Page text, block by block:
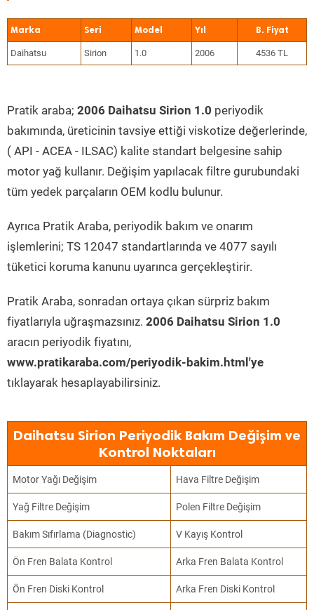
Marka Seri Model Yıl
Daihatsu Sirion 1.0 2006 4536 TL
Pratik araba; 2006 Daihatsu Sirion 1.0 periyodik
bakımında, üreticinin tavsiye ettiği viskotize değerlerinde,
( API - ACEA - ILSAC) kalite standart belgesine sahip
motor yağ kullanır. Değişim yapılacak filtre gurubundaki
tüm yedek parçaların OEM kodlu bulunur.
Ayrıca Pratik Araba, periyodik bakım ve onarım
işlemlerini; TS 12047 standartlarında ve 4077 sayılı
tüketici koruma kanunu uyarınca gerçekleştirir.
Pratik Araba, sonradan ortaya çıkan sürpriz bakım
fiyatlarıyla uğraşmazsınız. 2006 Daihatsu Sirion 1.0
aracın periyodik fiyatını,
www.pratikaraba.com/periyodik-bakim.html'ye
tıklayarak hesaplayabilirsiniz.
Daihatsu Sirion Periyodik Bakım Değişim ve
Kontrol Noktaları
Motor Yağı Değişim Hava Filtre Değişim
Yağ Filtre Değişim Polen Filtre Değişim
Bakım Sıfırlama (Diagnostic) V Kayış Kontrol
Ön Fren Balata Kontrol Arka Fren Balata Kontrol
Ön Fren Diski Kontrol Arka Fren Diski Kontrol